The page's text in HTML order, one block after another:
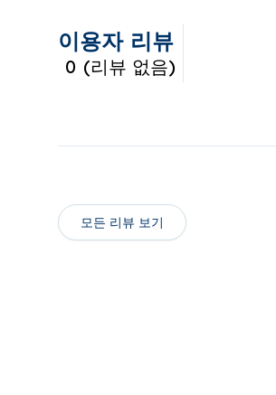
이용자 리뷰
0 (리뷰 없음)
모든 리뷰 보기